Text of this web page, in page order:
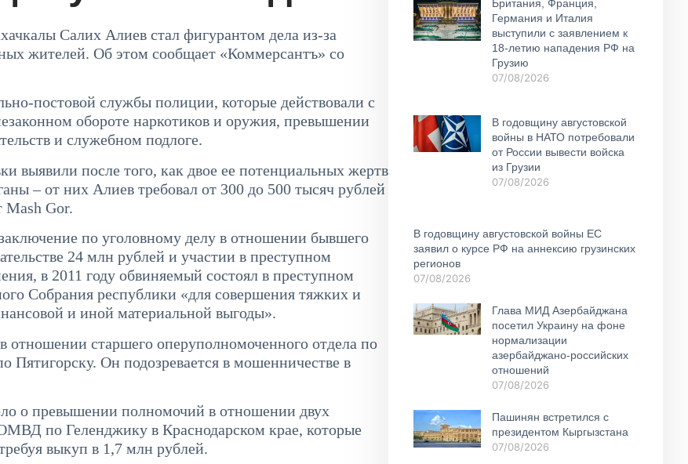
Салих Алиев стал фигурантом дела из-за
жителей. Об этом сообщает «Коммерсантъ» со
постовой службы полиции, которые действовали с
обороте наркотиков и оружия, превышении
и служебном подлоге.
выявили после того, как двое ее потенциальных жертв
– от них Алиев требовал от 300 до 500 тысяч рублей
Mash Gor.
по уголовному делу в отношении бывшего
24 млн рублей и участии в преступном
в 2011 году обвиняемый состоял в преступном
Собрания республики «для совершения тяжких и
и иной материальной выгоды».
отношении старшего оперуполномоченного отдела по
Он подозревается в мошенничестве в
о превышении полномочий в отношении двух
по Геленджику в Краснодарском крае, которые
выкуп в 1,7 млн рублей.
Британия, Франция,
Германия и Италия
выступили с заявлением к
18-летию нападения РФ на
Грузию
07/08/2026
В годовщину августовской
войны в НАТО потребовали
от России вывести войска
из Грузии
07/08/2026
В годовщину августовской войны ЕС
заявил о курсе РФ на аннексию грузинских
регионов
07/08/2026
Глава МИД Азербайджана
посетил Украину на фоне
нормализации
азербайджано-российских
отношений
07/08/2026
Пашинян встретился с
президентом Кыргызстана
07/08/2026